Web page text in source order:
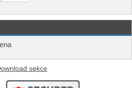
sekce